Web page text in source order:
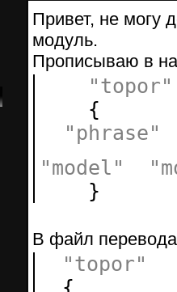
Привет, не могу
модуль.
Прописываю в
"topor"
{
"phrase"
"model"
}
В файл
"topor"